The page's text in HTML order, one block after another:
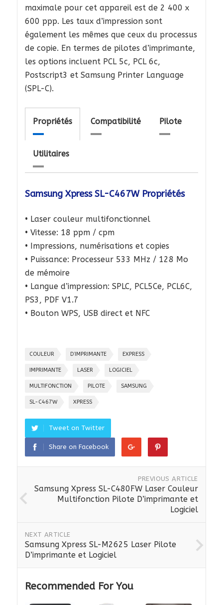
maximale pour cet appareil est de 2 400 x
600 ppp. Les taux d’impression sont
également les mêmes que ceux du processus
de copie. En termes de pilotes d’imprimante,
les options incluent PCL 5c, PCL 6c,
Postscript3 et Samsung Printer Language
(SPL-C).
Propriétés Compatibilité Pilote
Utilitaires
Samsung Xpress SL-C467W Propriétés
• Laser couleur multifonctionnel
• Vitesse: 18 ppm / cpm
• Impressions, numérisations et copies
• Puissance: Processeur 533 MHz / 128 Mo
de mémoire
• Langue d’impression: SPLC, PCL5Ce, PCL6C,
PS3, PDF V1.7
• Bouton WPS, USB direct et NFC
COULEUR D’IMPRIMANTE EXPRESS
IMPRIMANTE LASER LOGICIEL
MULTIFONCTION PILOTE SAMSUNG
SL-C467W XPRESS
Tweet on Twitter
Share on Facebook
PREVIOUS ARTICLE
Samsung Xpress SL-C480FW Laser Couleur
Multifonction Pilote D’imprimante et
Logiciel
NEXT ARTICLE
Samsung Xpress SL-M2625 Laser Pilote
D’imprimante et Logiciel
Recommended For You